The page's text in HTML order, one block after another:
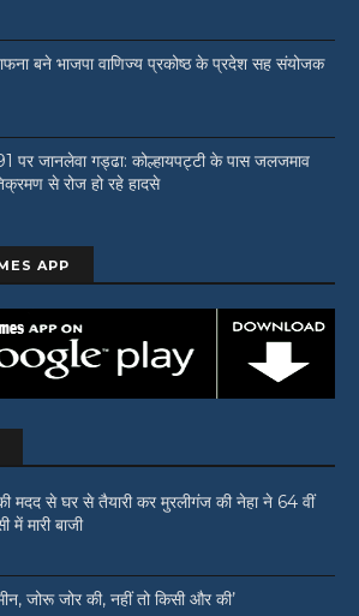
बने भाजपा वाणिज्य प्रकोष्ठ के प्रदेश सह संयोजक
पर जानलेवा गड्ढा: कोल्हायपट्टी के पास जलजमाव
से रोज हो रहे हादसे
APP
मदद से घर से तैयारी कर मुरलीगंज की नेहा ने 64 वीं
में मारी बाजी
जोरू जोर की, नहीं तो किसी और की’